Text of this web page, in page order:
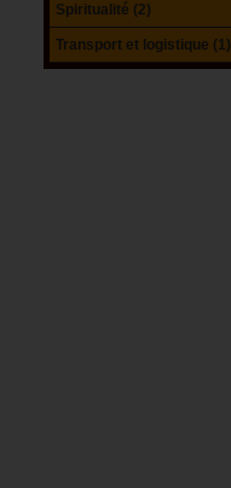
Spiritualité (2)
Transport et logistique (1)